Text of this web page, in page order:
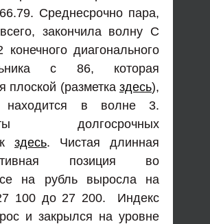
Среднесрочно пара,
закончила волну С
диагонального
с 86, которая
плоской (разметка здесь),
в волне 3.
долгосрочных
здесь. Чистая длинная
позиция во
на рубль выросла на
100 до 27 200. Индекс
и закрылся на уровне